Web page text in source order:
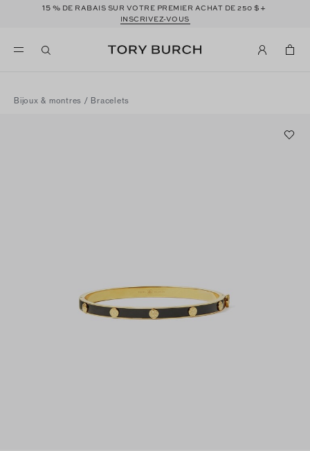
15 % DE RABAIS SUR VOTRE PREMIER ACHAT DE 250$+
INSCRIVEZ-VOUS
Bijoux & montres / Bracelets